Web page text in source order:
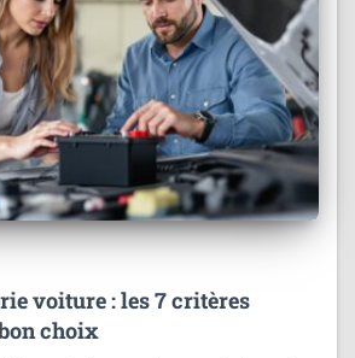
voiture : les 7 critères
choix